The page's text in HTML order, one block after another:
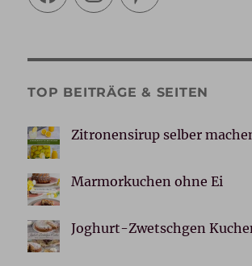
TOP BEITRÄGE & SEITEN
Zitronensirup selber
Marmorkuchen ohne Ei
Joghurt-Zwetschgen